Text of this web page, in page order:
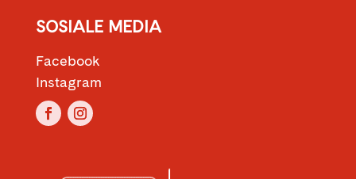
SOSIALE MEDIA
Facebook
Instagram